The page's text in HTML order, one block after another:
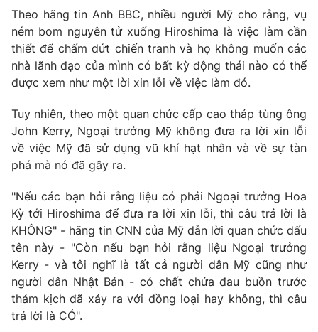
Chất lượng cuộc sống
Học trực tuyến
Công nghệ
Hitech Công nghệ tương lai
Sản phẩm
Tư vấn
Giao lưu trực tuyến
Chuyên mục khác
Emagazine
Photo Infographic
Video Shorts video
VTV Money VTV Thể thao
Theo hãng tin Anh BBC, nhiều người Mỹ cho rằng, vụ
ném bom nguyên tử xuống Hiroshima là việc làm cần
thiết để chấm dứt chiến tranh và họ không muốn các
nhà lãnh đạo của mình có bất kỳ động thái nào có thể
được xem như một lời xin lỗi về việc làm đó.
Tuy nhiên, theo một quan chức cấp cao tháp tùng ông
John Kerry, Ngoại trưởng Mỹ không đưa ra lời xin lỗi
về việc Mỹ đã sử dụng vũ khí hạt nhân và về sự tàn
phá mà nó đã gây ra.
"Nếu các bạn hỏi rằng liệu có phải Ngoại trưởng Hoa
Kỳ tới Hiroshima để đưa ra lời xin lỗi, thì câu trả lời là
KHÔNG" - hãng tin CNN của Mỹ dẫn lời quan chức dấu
tên này - "Còn nếu bạn hỏi rằng liệu Ngoại trưởng
Kerry - và tôi nghĩ là tất cả người dân Mỹ cũng như
người dân Nhật Bản - có chất chứa đau buồn trước
thảm kịch đã xảy ra với đồng loại hay không, thì câu
trả lời là CÓ".